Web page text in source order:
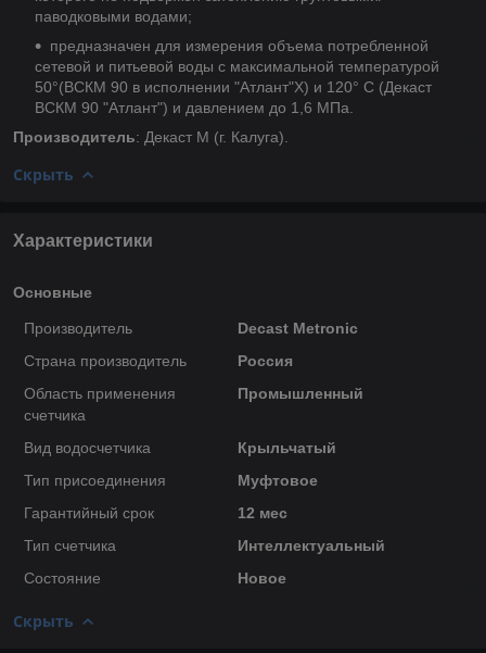
паводковыми водами;
предназначен для измерения объема потребленной
сетевой и питьевой воды с максимальной температурой
50°(ВСКМ 90 в исполнении "Атлант"Х) и 120° C (Декаст
ВСКМ 90 "Атлант") и давлением до 1,6 МПа.
Производитель: Декаст М (г. Калуга).
Скрыть
Характеристики
Основные
Производитель
Decast Metronic
Страна производитель
Россия
Область применения
счетчика
Промышленный
Вид водосчетчика
Крыльчатый
Тип присоединения
Муфтовое
Гарантийный срок
12 мес
Тип счетчика
Интеллектуальный
Состояние
Новое
Скрыть